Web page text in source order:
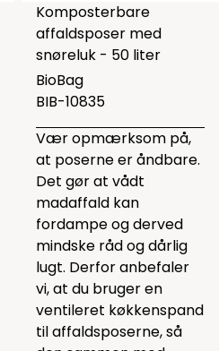
Komposterbare
affaldsposer med
snøreluk - 50 liter
BioBag
BIB-10835
Vær opmærksom på,
at poserne er åndbare.
Det gør at vådt
madaffald kan
fordampe og derved
mindske råd og dårlig
lugt. Derfor anbefaler
vi, at du bruger en
ventileret køkkenspand
til affaldsposerne, så